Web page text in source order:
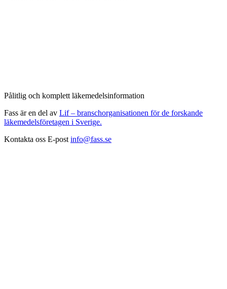
Pålitlig och komplett läkemedelsinformation
Fass är en del av Lif – branschorganisationen för de forskande
läkemedelsföretagen i Sverige.
Kontakta oss E-post info@fass.se